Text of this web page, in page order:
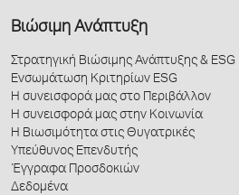
Βιώσιμη Ανάπτυξη
Στρατηγική Βιώσιμης Ανάπτυξης & ESG
Ενσωμάτωση Κριτηρίων ESG
Η συνεισφορά μας στο Περιβάλλον
Η συνεισφορά μας στην Κοινωνία
Η Βιωσιμότητα στις Θυγατρικές
Υπεύθυνος Επενδυτής
Έγγραφα Προσδοκιών
Δεδομένα